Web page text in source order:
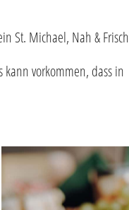
St. Michael, Nah & Frisch
vorkommen, dass in